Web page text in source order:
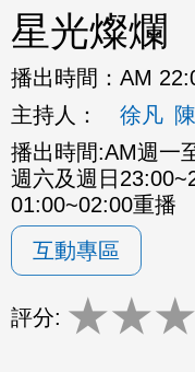
星光燦爛
播出時間： AM
主持人：
徐凡
播出時間:AM週一
週六及週日
01:00~02:00重播
互動專區
評分: ★★★